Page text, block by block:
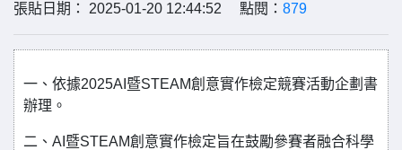
張貼日期： 2025-01-20 12:44:52 點閱： 879
一、依據2025AI暨STEAM創意實作檢定競賽活動企劃書
辦理。
二、AI暨STEAM創意實作檢定旨在鼓勵參賽者融合科學